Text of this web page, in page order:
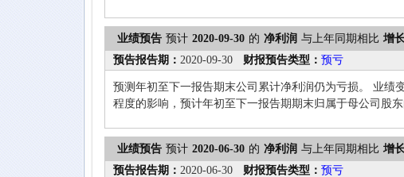
业绩预告 预计 2020-09-30 的 净利润 与上年同期相比 增
预告报告期： 2020-09-30 财报预告类型： 预亏
预测年初至下一报告期末公司累计净利润仍为亏损。 业绩
程度的影响，预计年初至下一报告期期末归属于母公司股
业绩预告 预计 2020-06-30 的 净利润 与上年同期相比 增
预告报告期： 2020-06-30 财报预告类型： 预亏